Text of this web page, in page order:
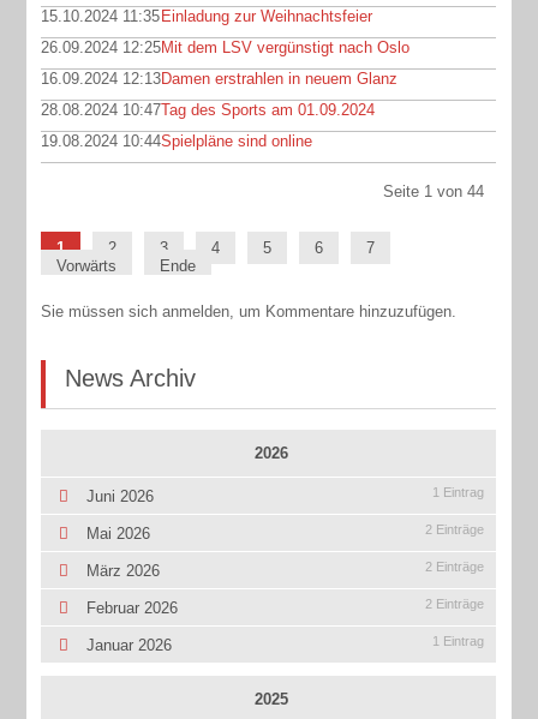
15.10.2024 11:35Einladung zur Weihnachtsfeier
26.09.2024 12:25Mit dem LSV vergünstigt nach Oslo
16.09.2024 12:13Damen erstrahlen in neuem Glanz
28.08.2024 10:47Tag des Sports am 01.09.2024
19.08.2024 10:44Spielpläne sind online
Seite 1 von 44
1 2 3 4 5 6
7
Vorwärts
Ende
Sie müssen sich anmelden, um Kommentare hinzuzufügen.
News Archiv
2026
Juni 2026 1 Eintrag
Mai 2026 2 Einträge
März 2026 2 Einträge
Februar 2026 2 Einträge
Januar 2026 1 Eintrag
2025